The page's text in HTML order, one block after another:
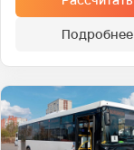
Подробнее